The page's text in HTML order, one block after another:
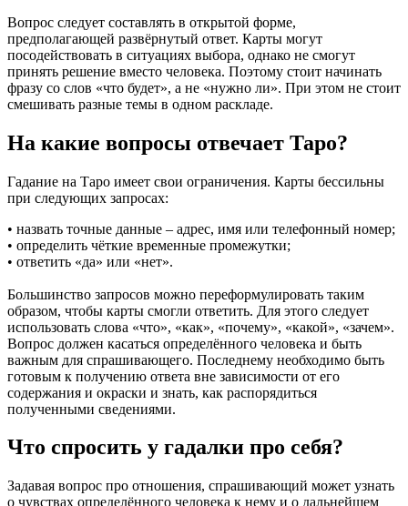
Вопрос следует составлять в открытой форме,
предполагающей развёрнутый ответ. Карты могут
посодействовать в ситуациях выбора, однако не смогут
принять решение вместо человека. Поэтому стоит начинать
фразу со слов «что будет», а не «нужно ли». При этом не стоит
смешивать разные темы в одном раскладе.
На какие вопросы отвечает Таро?
Гадание на Таро имеет свои ограничения. Карты бессильны
при следующих запросах:
• назвать точные данные – адрес, имя или телефонный номер;
• определить чёткие временные промежутки;
• ответить «да» или «нет».
Большинство запросов можно переформулировать таким
образом, чтобы карты смогли ответить. Для этого следует
использовать слова «что», «как», «почему», «какой», «зачем».
Вопрос должен касаться определённого человека и быть
важным для спрашивающего. Последнему необходимо быть
готовым к получению ответа вне зависимости от его
содержания и окраски и знать, как распорядиться
полученными сведениями.
Что спросить у гадалки про себя?
Задавая вопрос про отношения, спрашивающий может узнать
о чувствах определённого человека к нему и о дальнейшем